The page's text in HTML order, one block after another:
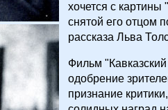
хочется с картины
снятой его отцом
рассказа Льва
Фильм
одобрение
признание